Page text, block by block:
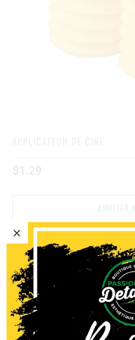
APPLICATEUR DE CIRE
$1.29
AJOUTER
Prise en charge disponible à
Habituellement prête en 4 heures
Afficher les informations du